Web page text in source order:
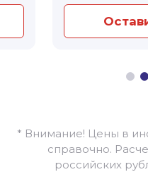
* Внимание! Цены в
справочно.
российских